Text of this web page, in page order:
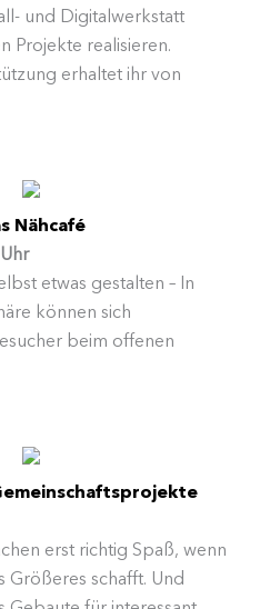
und Digitalwerkstatt
Projekte realisieren.
erhaltet ihr von
Handwerkern. Auch das
Nähcafé
etwas gestalten – In
können sich
beim offenen
ihre eigenen Ideen
Verfügung. Auch
sind möglich.
erst richtig Spaß, wenn
Größeres schafft. Und